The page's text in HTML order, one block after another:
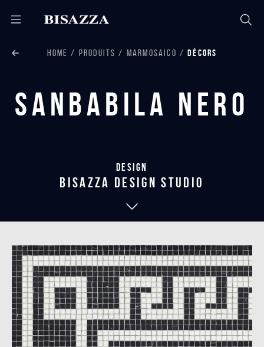
HOME PRODUITS MARMOSAICO DÉCORS
Sanbabila Nero
Design
bisazza design studio